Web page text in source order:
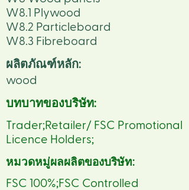
W8.1 Plywood
W8.2 Particleboard
W8.3 Fibreboard
ผลิตภัณฑ์หลัก:
wood
บทบาทของบริษัท:
Trader;Retailer/ FSC Promotional
Licence Holders;
หมวดหมู่ผลผลิตของบริษัท:
FSC 100%;FSC Controlled